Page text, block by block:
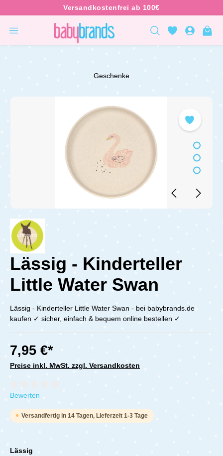
Geschenke
Lässig - Kinderteller
Little Water Swan
Lässig - Kinderteller Little Water Swan - bei babybrands.de
kaufen ✓ sicher, einfach & bequem online bestellen ✓
7,95 €*
Preise inkl. MwSt. zzgl. Versandkosten
Durchschnittliche Bewertung von 0 von 5 Sternen
Bewerten
Versandfertig in 14 Tagen, Lieferzeit 1-3 Tage
Lässig